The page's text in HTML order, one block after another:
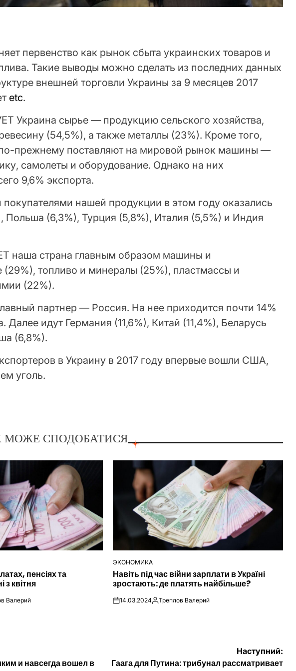
первенство как рынок сбыта украинских товаров и
Такие выводы можно сделать из последних данных
внешней торговли Украины за 9 месяцев 2017
etc.
Украина сырье — продукцию сельского хозяйства,
(54,5%), а также металлы (23%). Кроме того,
прежнему поставляют на мировой рынок машины —
самолеты и оборудование. Однако на них
9,6% экспорта.
нашей продукции в этом году оказались
Польша (6,3%), Турция (5,8%), Италия (5,5%) и Индия
наша страна главным образом машины и
(29%), топливо и минералы (25%), пластмассы и
(22%).
партнер — Россия. На нее приходится почти 14%
Далее идут Германия (11,6%), Китай (11,4%), Беларусь
(6,8%).
в Украину в 2017 году впервые вошли США,
уголь.
СПОДОБАТИСЯ
пенсіях та
з квітня
Валерий
ОПУБЛІКУВАТИ
У
ЭКОНОМИКА
Навіть під час війни зарплати в Україні
зростають: де платять найбільше?
on14.03.2024Опубліковано
Треплов Валерий
и навсегда вошел в
Наступний:
Гаага для Путина: трибунал рассматривает